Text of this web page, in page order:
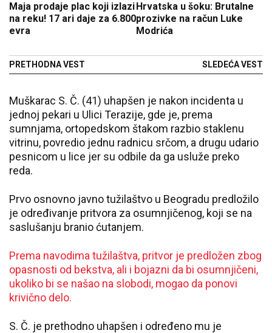
Maja prodaje plac koji izlazi
na reku! 17 ari daje za 6.800
evra
PRETHODNA VEST
Hrvatska u šoku: Brutalne
prozivke na račun Luke
Modrića
SLEDEĆA VEST
Muškarac S. Č. (41) uhapšen je nakon incidenta u
jednoj pekari u Ulici Terazije, gde je, prema
sumnjama, ortopedskom štakom razbio staklenu
vitrinu, povredio jednu radnicu srčom, a drugu udario
pesnicom u lice jer su odbile da ga usluže preko
reda.
Prvo osnovno javno tužilaštvo u Beogradu predložilo
je određivanje pritvora za osumnjičenog, koji se na
saslušanju branio ćutanjem.
Prema navodima tužilaštva, pritvor je predložen zbog
opasnosti od bekstva, ali i bojazni da bi osumnjičeni,
ukoliko bi se našao na slobodi, mogao da ponovi
krivično delo.
S. Č. je prethodno uhapšen i određeno mu je